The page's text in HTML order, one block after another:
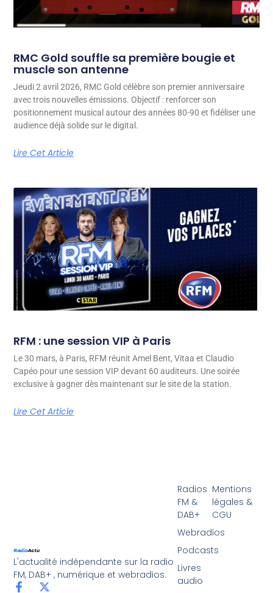
RMC Gold souffle sa première bougie et
muscle son antenne
Jeudi 2 avril 2026, RMC Gold célèbre son premier anniversaire
avec trois nouvelles émissions. Objectif : renforcer son
positionnement musical autour des années 80-90 et fidéliser une
audience déjà solide sur le digital.
Lire Cet Article
RFM : une session VIP à Paris
Le 30 mars, à Paris, RFM réunit Amel Bent, Vitaa et Claudio
Capéo pour une session VIP devant 60 auditeurs. Une soirée
exclusive à gagner dès maintenant sur le site de la station.
Lire Cet Article
L'actualité indépendante sur la radio
FM, DAB+ , numérique et webradios.
Radios
FM &
DAB+
Webradios
Podcasts
Livres
audio
Mentions
légales &
CGU